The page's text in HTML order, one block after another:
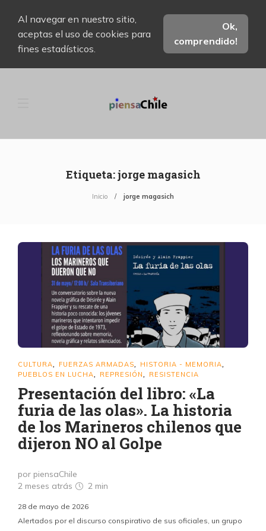
Al navegar en nuestro sitio,
aceptas el uso de cookies para
fines estadísticos.
Ok,
comprendido!
Etiqueta:jorge magasich
Inicio jorge magasich
CULTURA FUERZAS ARMADAS HISTORIA - MEMORIA
PUEBLOS EN LUCHA REPRESIÓN RESISTENCIA
Presentación del libro: «La
furia de las olas». La historia
de los Marineros chilenos que
dijeron NO al Golpe
por piensaChile
2 meses atrás
2 min
28 de mayo de 2026
Alertados por el discurso conspirativo de sus oficiales, un grupo